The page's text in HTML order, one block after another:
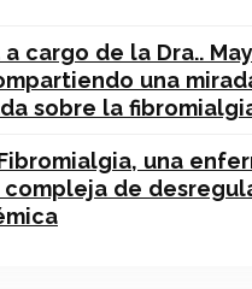
a cargo de la Dra..
una
sobre la
una
compleja de